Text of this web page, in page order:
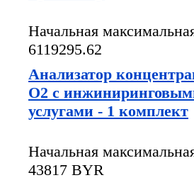
Начальная
6119295.62
Анализатор
О2 с
услугами - 1 комплект
Начальная
43817 BYR